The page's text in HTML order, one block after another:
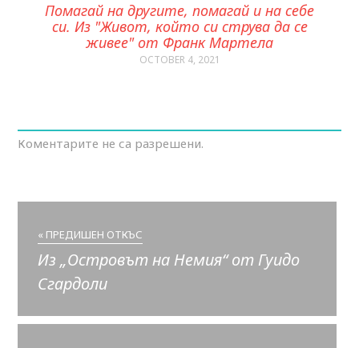
Помагай на другите, помагай и на себе
си. Из "Живот, който си струва да се
живее" от Франк Мартела
OCTOBER 4, 2021
Коментарите не са разрешени.
« ПРЕДИШЕН ОТКЪС
Из „Островът на Немия“ от Гуидо
Сгардоли